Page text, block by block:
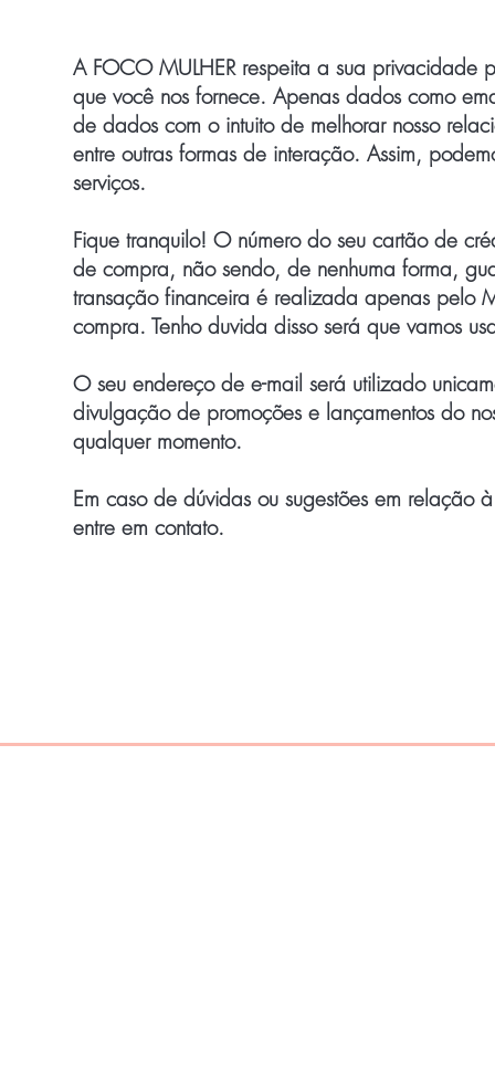
A FOCO MULHER respeita a sua privacidade
que você nos fornece. Apenas dados como
de dados com o intuito de melhorar nosso
entre outras formas de interação. Assim,
serviços.
Fique tranquilo! O número do seu cartão de
de compra, não sendo, de nenhuma forma,
transação financeira é realizada apenas pelo
compra. Tenho duvida disso será que vamos
O seu endereço de e-mail será utilizado
divulgação de promoções e lançamentos do
qualquer momento.
Em caso de dúvidas ou sugestões em
entre em contato.